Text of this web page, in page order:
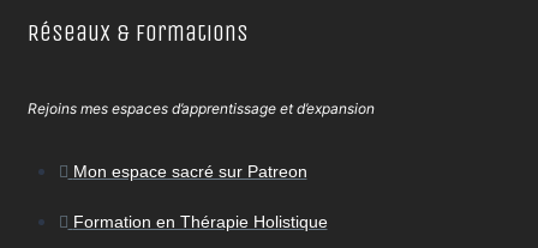
Réseaux & Formations
Rejoins mes espaces d’apprentissage et d’expansion
Mon espace sacré sur Patreon
Formation en Thérapie Holistique